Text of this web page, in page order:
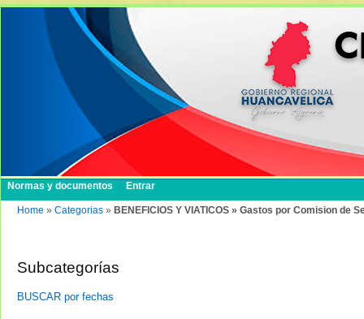
Normas y documentos Entrar
Home » Categorias » BENEFICIOS Y VIATICOS » Gastos por Comision de
Subcategorías
BUSCAR por fechas